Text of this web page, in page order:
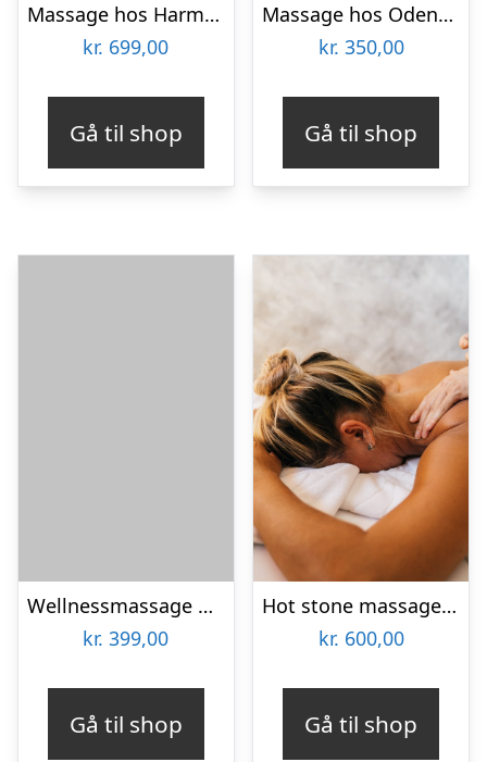
Massage hos Harmony Massage & Spa
kr. 699,00
Gå til shop
Massage hos Odense Skønhedsklinik
kr. 350,00
Gå til shop
Wellnessmassage hos Sabrina
kr. 399,00
Gå til shop
Hot stone massage hos Ermans Massage
kr. 600,00
Gå til shop